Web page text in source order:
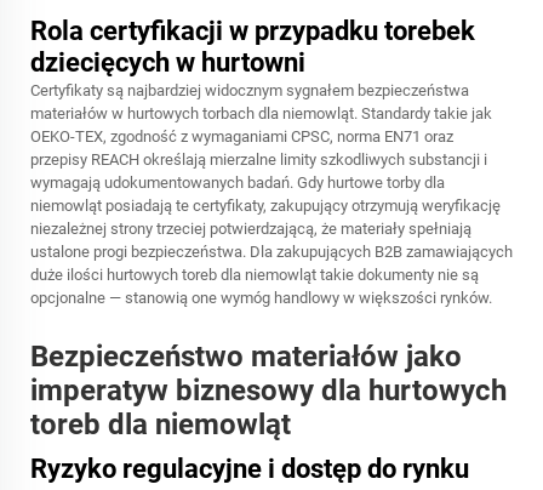
Rola certyfikacji w przypadku torebek
dziecięcych w hurtowni
Certyfikaty są najbardziej widocznym sygnałem bezpieczeństwa
materiałów w hurtowych torbach dla niemowląt. Standardy takie jak
OEKO-TEX, zgodność z wymaganiami CPSC, norma EN71 oraz
przepisy REACH określają mierzalne limity szkodliwych substancji i
wymagają udokumentowanych badań. Gdy hurtowe torby dla
niemowląt posiadają te certyfikaty, zakupujący otrzymują weryfikację
niezależnej strony trzeciej potwierdzającą, że materiały spełniają
ustalone progi bezpieczeństwa. Dla zakupujących B2B zamawiających
duże ilości hurtowych toreb dla niemowląt takie dokumenty nie są
opcjonalne — stanowią one wymóg handlowy w większości rynków.
Bezpieczeństwo materiałów jako
imperatyw biznesowy dla hurtowych
toreb dla niemowląt
Ryzyko regulacyjne i dostęp do rynku